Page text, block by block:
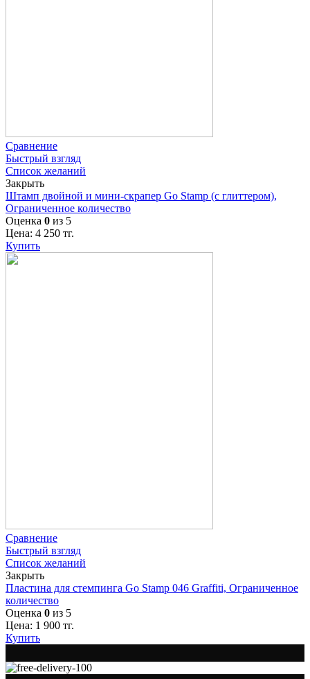
Сравнение
Быстрый взгляд
Список желаний
Закрыть
Штамп двойной и мини-скрапер Go Stamp (с глиттером),
Ограниченное количество
Оценка 0 из 5
Цена: 4 250 тг.
Купить
Сравнение
Быстрый взгляд
Список желаний
Закрыть
Пластина для стемпинга Go Stamp 046 Graffiti, Ограниченное
количество
Оценка 0 из 5
Цена: 1 900 тг.
Купить